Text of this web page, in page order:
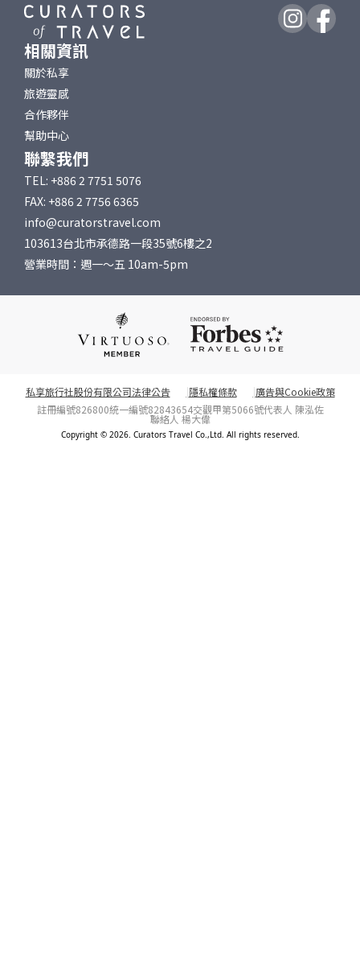
相關資訊
關於私享
旅遊靈感
合作夥伴
幫助中心
聯繫我們
TEL: +886 2 7751 5076
FAX: +886 2 7756 6365
info@curatorstravel.com
103613台北市承德路一段35號6樓之2
營業時間：週一～五 10am-5pm
私享旅行社股份有限公司法律公告 隱私權條款
廣告與Cookie政策
註冊編號826800統一編號82843654交觀甲第5066號代表人 陳泓佐
聯絡人 楊大偉
Copyright © 2026. Curators Travel Co.,Ltd. All rights reserved.